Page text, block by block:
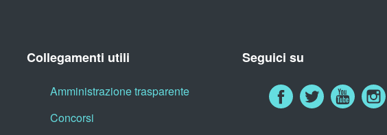
Collegamenti utili
Amministrazione trasparente
Concorsi
Seguici su